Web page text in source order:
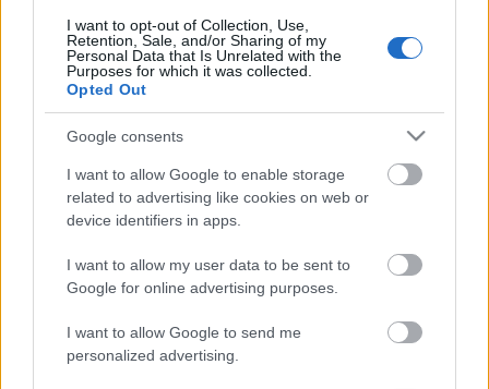
I want to opt-out of Collection, Use,
Retention, Sale, and/or Sharing of my
Personal Data that Is Unrelated with the
Purposes for which it was collected.
Opted Out
Google consents
I want to allow Google to enable storage
related to advertising like cookies on web or
device identifiers in apps.
I want to allow my user data to be sent to
Google for online advertising purposes.
I want to allow Google to send me
personalized advertising.
Riporter: Kikandikál a táskájából egy hetilap, meg
dossziét látok. Az bizonyára szerep. És itt ülünk a
Fókusz Könyváruházban, ahova azért jött, mert fel
fog lépni, de mondta, hogy egy órával előtte idejön,
és körülnéz a könyvek között. Mit talált?
Mácsai Pál: Például azon a részen ülünk, ahol
technikai könyvek vannak. Lehet, hogy meglepő, de
egész biztos, hogy meg fogom nézni a
repülőgépekről szóló könyveket. Nagyon szeretem a
repülőgépeket. Ez gyerekkori vonzalom. Általában
mindent szeretek, ami búg és mozog. Tehát az az
egyéves kori állapot, hogy az autók, a kukásautók, a
dömperek, meg a repülők változatlanul vonzanak.
De hát aztán majd megyek tovább persze.